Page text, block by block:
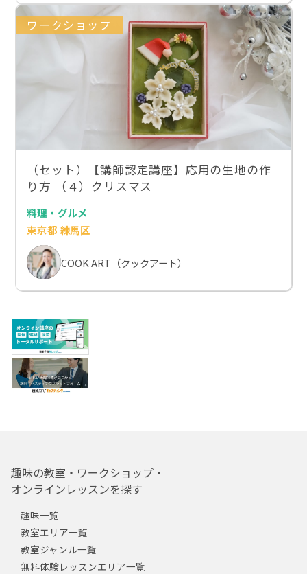
ワークショップ
（セット）【講師認定講座】応用の生地の作
り方 （４）クリスマス
料理・グルメ
東京都 練馬区
COOK ART（クックアート）
趣味の教室・ワークショップ・
オンラインレッスンを探す
趣味一覧
教室エリア一覧
教室ジャンル一覧
無料体験レッスンエリア一覧